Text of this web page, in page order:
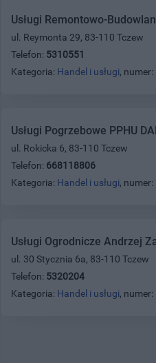
Usługi Remontowo-
ul. Reymonta 29, 83-110 Tczew
Telefon: 5310551
Kategoria: Handel i usługi,
Usługi Pogrzebowe PPHU
ul. Rokicka 6, 83-110 Tczew
Telefon: 668118806
Kategoria: Handel i usługi, numer:
Usługi Ogrodnicze Andrzej
ul. 30 Stycznia 6a, 83-110 Tczew
Telefon: 5320204
Kategoria: Handel i usługi, numer: